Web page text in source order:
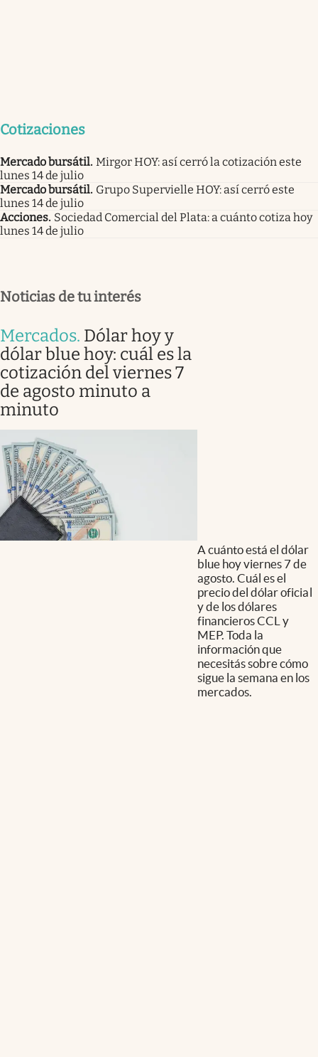
Cotizaciones
Mercado bursátil. Mirgor HOY: así cerró la cotización este
lunes 14 de julio
Mercado bursátil. Grupo Supervielle HOY: así cerró este
lunes 14 de julio
Acciones. Sociedad Comercial del Plata: a cuánto cotiza hoy
lunes 14 de julio
Noticias de tu interés
Mercados. Dólar hoy y
dólar blue hoy: cuál es la
cotización del viernes 7
de agosto minuto a
minuto
A cuánto está el dólar
blue hoy viernes 7 de
agosto. Cuál es el
precio del dólar oficial
y de los dólares
financieros CCL y
MEP. Toda la
información que
necesitás sobre cómo
sigue la semana en los
mercados.